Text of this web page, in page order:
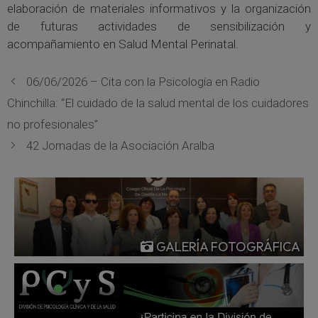
elaboración de materiales informativos y la organización
de futuras actividades de sensibilización y
acompañamiento en Salud Mental Perinatal.
06/06/2026 – Cita con la Psicología en Radio
Chinchilla: “El cuidado de la salud mental de los cuidadores
no profesionales”
42 Jornadas de la Asociación Aralba
GALERÍA FOTOGRÁFICA